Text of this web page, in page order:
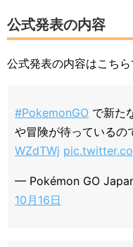
公式発表の内容
公式発表の内容はこちら
#PokemonGO で新た
や冒険が待っているの
WZdTWj
— Pokémon GO
10月16日